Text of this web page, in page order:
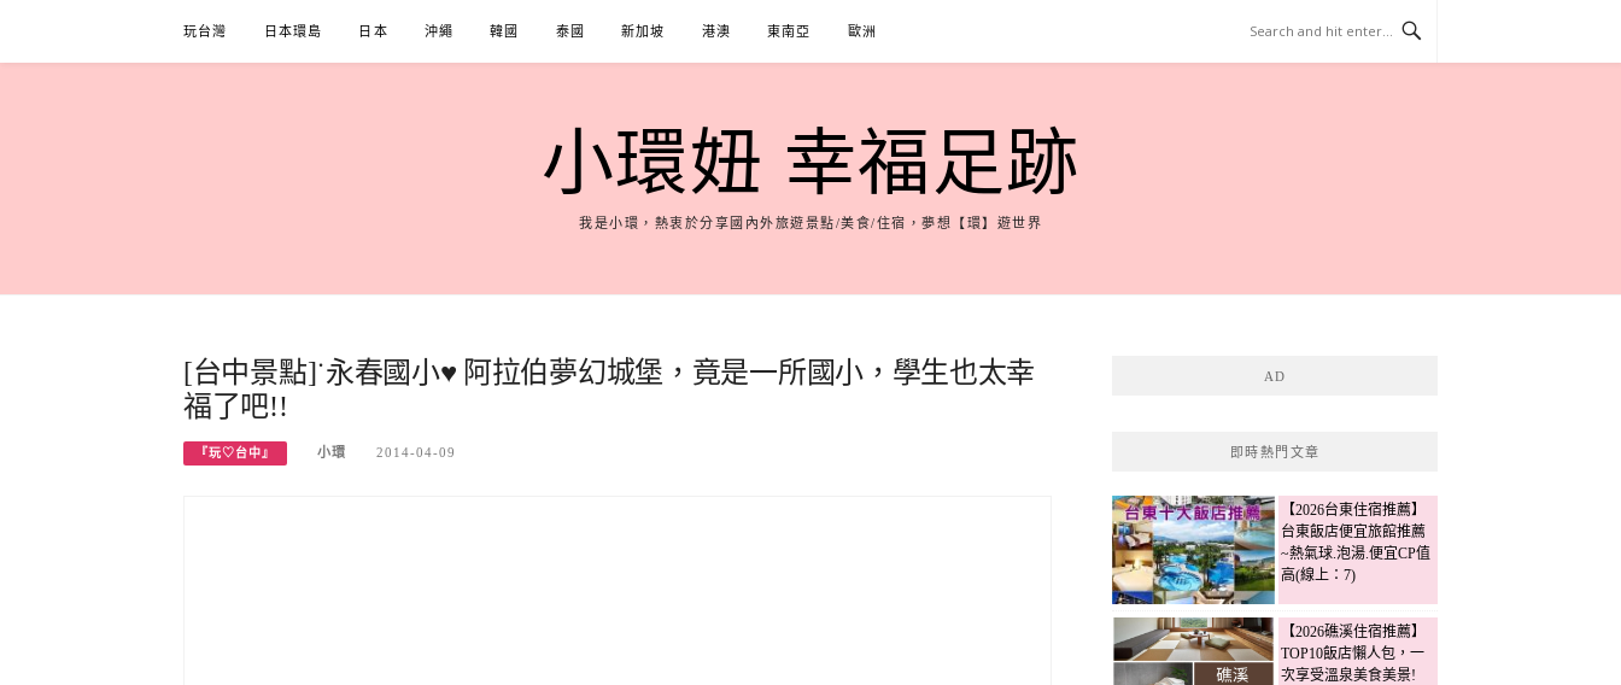
content
玩台灣 日本環島 日本 沖繩 韓國 泰國 新加坡 港澳 東南亞 歐洲
小環妞 幸福足跡
我是小環，熱衷於分享國內外旅遊景點/美食/住宿，夢想【環】遊世界
[台中景點]˙永春國小♥ 阿拉伯夢幻城堡，竟是一所國小，學生也太幸
福了吧!!
『玩♡台中』 小環 2014-04-09
AD
即時熱門文章
【2026台東住宿推薦】
台東飯店便宜旅館推薦
~熱氣球.泡湯.便宜CP值
高(線上：7)
【2026礁溪住宿推薦】
TOP10飯店懶人包，一
次享受溫泉美食美景!